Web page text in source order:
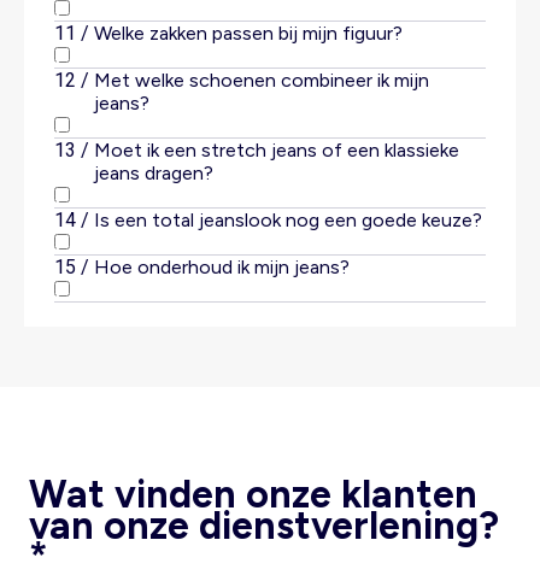
De push-up jeans
Jeans met lage taille
Jeans zonder achterzakken
Hoge en uit elkaar liggende zakken
25
34/36
11 / Welke zakken passen bij mijn figuur?
12 / Met welke schoenen combineer ik mijn
jeans?
13 / Moet ik een stretch jeans of een klassieke
jeans dragen?
14 / Is een total jeanslook nog een goede keuze?
15 / Hoe onderhoud ik mijn jeans?
Wat vinden onze klanten
van onze dienstverlening?
*